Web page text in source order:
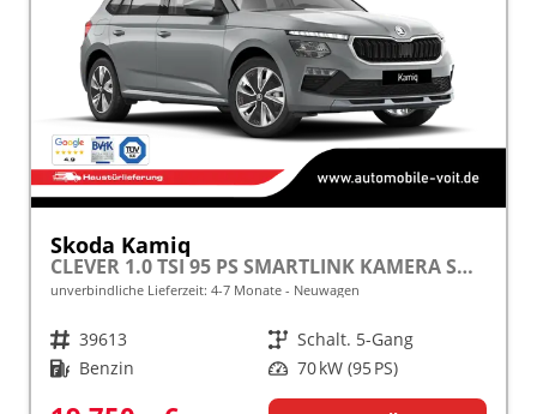
Skoda Kamiq
CLEVER 1.0 TSI 95 PS SMARTLINK KAMERA SHZ ALU PDC LED TEMPOMAT frei konfigurierbar!
unverbindliche Lieferzeit: 4-7 Monate Neuwagen
Fahrzeugnr. 39613 Getriebe Schalt. 5-Gang
Kraftstoff Benzin Leistung 70 kW (95 PS)